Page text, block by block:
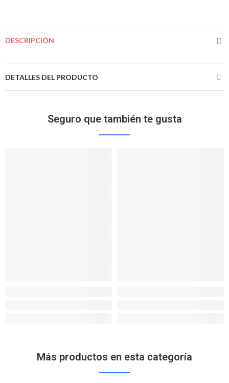
DESCRIPCIÓN
DETALLES DEL PRODUCTO
Seguro que también te gusta
Más productos en esta categoría